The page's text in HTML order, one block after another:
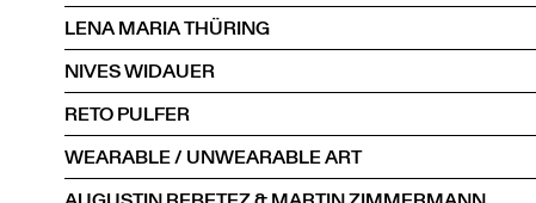
LENA MARIA THÜRING
NIVES WIDAUER
RETO PULFER
WEARABLE / UNWEARABLE ART